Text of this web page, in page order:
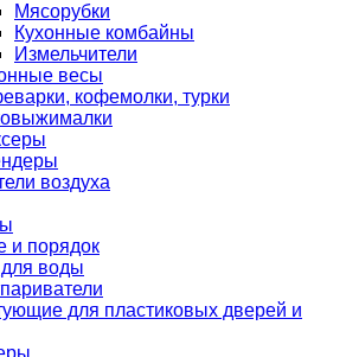
Мясорубки
Кухонные комбайны
Измельчители
весы
кофемолки, турки
воздуха
и порядок
воды
для пластиковых дверей и